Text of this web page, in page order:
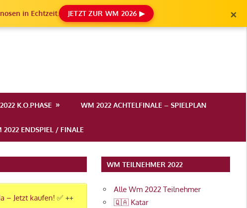
in Echtzeit. JETZT ZUR WM 2026 ▶ ×
K.O.PHASE WM 2022 ACHTELFINALE – SPIELPLAN
2022 ENDSPIEL / FINALE
– Jetzt kaufen! ✅ ++
WM TEILNEHMER 2022
Alle Wm 2022 Teilnehmer
🇶🇦 Katar